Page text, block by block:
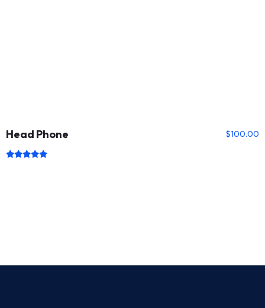
Head Phone $100.00